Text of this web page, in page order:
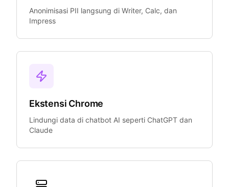
Anonimisasi PII langsung di Writer, Calc, dan
Impress
Ekstensi Chrome
Lindungi data di chatbot AI seperti ChatGPT dan
Claude